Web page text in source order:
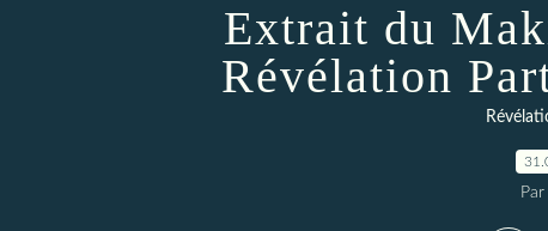
Extrait du
Révélation